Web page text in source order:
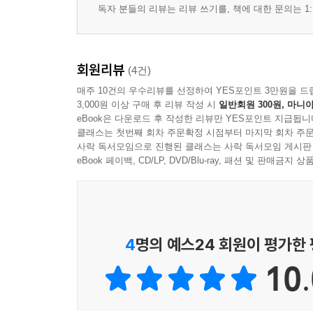
독자 분들의 리뷰는 리뷰 쓰기를, 책에 대한 문의는
회원리뷰 (4건)
매주 10건의 우수리뷰를 선정하여 YES포인트 3만원을 드
3,000원 이상 구매 후 리뷰 작성 시 일반회원 300원, 마니
eBook은 다운로드 후 작성한 리뷰만 YES포인트 지급됩니
클래스는 첫번째 회차 주문확정 시점부터 마지막 회차 주
사락 독서모임으로 진행된 클래스는 사락 독서모임 게시
eBook 페이백, CD/LP, DVD/Blu-ray, 패션 및 판매금지 상
4명의 예스24 회원이 평가한